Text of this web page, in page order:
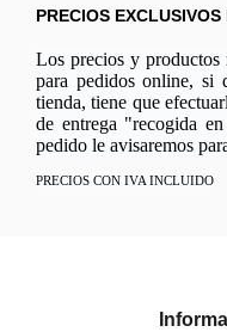
PRECIOS
Los precios y productos
para pedidos online, si
tienda, tiene que
de entrega "recogida
pedido le avisaremos
PRECIOS CON IVA INCLUIDO